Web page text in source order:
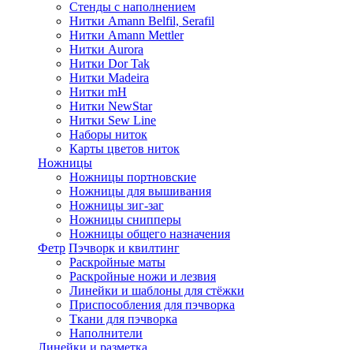
Стенды с наполнением
Нитки Amann Belfil, Serafil
Нитки Amann Mettler
Нитки Aurora
Нитки Dor Tak
Нитки Madeira
Нитки mH
Нитки NewStar
Нитки Sew Line
Наборы ниток
Карты цветов ниток
Ножницы
Ножницы портновские
Ножницы для вышивания
Ножницы зиг-заг
Ножницы снипперы
Ножницы общего назначения
Фетр Пэчворк и квилтинг
Раскройные маты
Раскройные ножи и лезвия
Линейки и шаблоны для стёжки
Приспособления для пэчворка
Ткани для пэчворка
Наполнители
Линейки и разметка